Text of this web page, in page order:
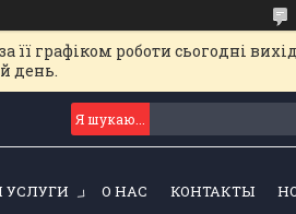
графіком роботи сьогодні
день.
УСЛУГИ О НАС КОНТАКТЫ